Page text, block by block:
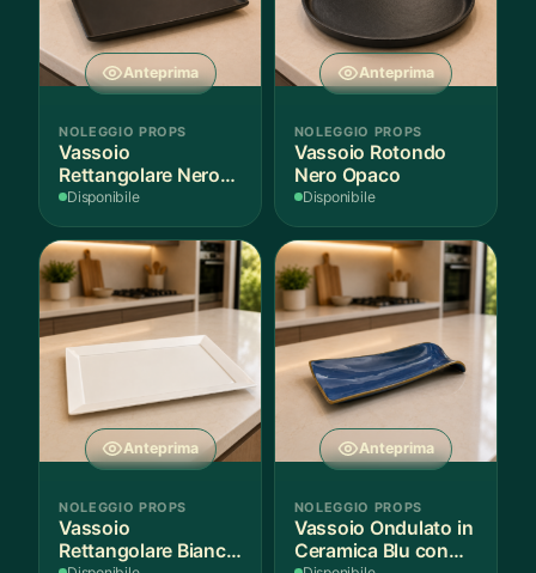
Anteprima
NOLEGGIO PROPS
Vassoio
Rettangolare Nero
Opaco
Disponibile
Anteprima
NOLEGGIO PROPS
Vassoio Rotondo
Nero Opaco
Disponibile
Anteprima
NOLEGGIO PROPS
Vassoio
Rettangolare Bianco
Anteprima
NOLEGGIO PROPS
Vassoio Ondulato in
Ceramica Blu con